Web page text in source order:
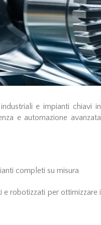
e impianti chiavi in
e automazione avanzata
completi su misura
robotizzati per ottimizzare i